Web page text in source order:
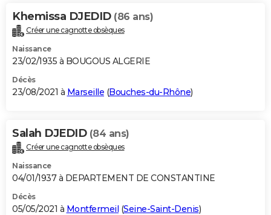
Khemissa DJEDID (86 ans)
Créer une cagnotte obsèques
Naissance
23/02/1935 à BOUGOUS ALGERIE
Décès
23/08/2021 à Marseille (Bouches-du-Rhône)
Salah DJEDID (84 ans)
Créer une cagnotte obsèques
Naissance
04/01/1937 à DEPARTEMENT DE CONSTANTINE
Décès
05/05/2021 à Montfermeil (Seine-Saint-Denis)